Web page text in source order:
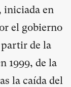
iniciada en
el gobierno
partir de la
1999, de la
la caída del